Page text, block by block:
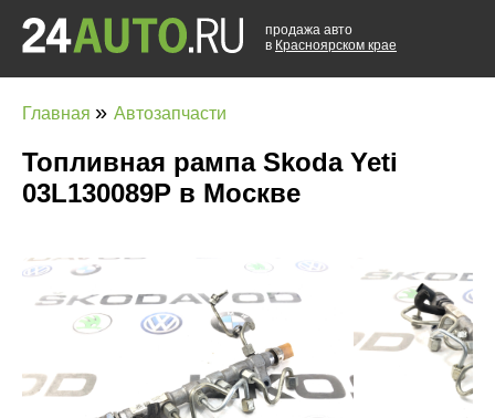
продажа авто
в Красноярском крае
Главная » Автозапчасти
Топливная рампа Skoda Yeti
03L130089P в Москве